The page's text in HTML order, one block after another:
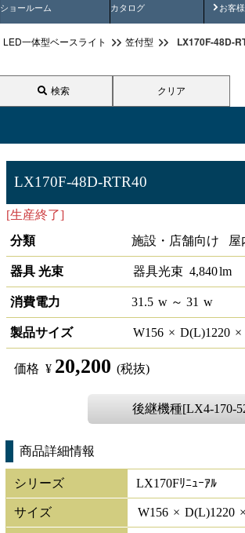
ショールーム カタログ お客
安
LED一体型ベースライト 笠付型 LX170F-48D-
検索 クリア
LX170F-48D-RTR40
[生産終了]
分類
施設・店舗向け 屋
器具 光束 器具光束 4,840lm
消費電力 31.5 w ～ 31 w
製品サイズ W156 × D(L)1220 ×
価格 ¥ 20,200 (税抜)
後継機種[LX4-170-
商品詳細情報
シリーズ LX170Fﾘﾆｭｰｱﾙ
サイズ W156 × D(L)1220 ×